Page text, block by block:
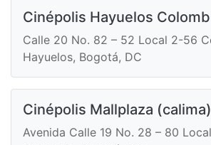
Cinépolis Hayuelos
Calle 20 No. 82 – 52 Local 2-56
Hayuelos, Bogotá, DC
Cinépolis Mallplaza (calima)
Avenida Calle 19 No. 28 – 80